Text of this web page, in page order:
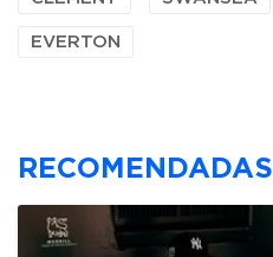
EVERTON
RECOMENDADAS